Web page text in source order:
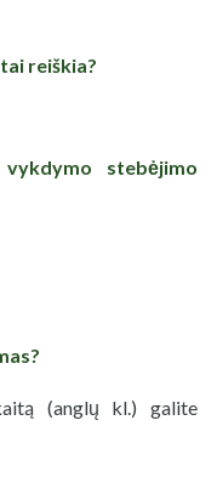
reiškia?
stebėjimo
(anglų kl.) galite